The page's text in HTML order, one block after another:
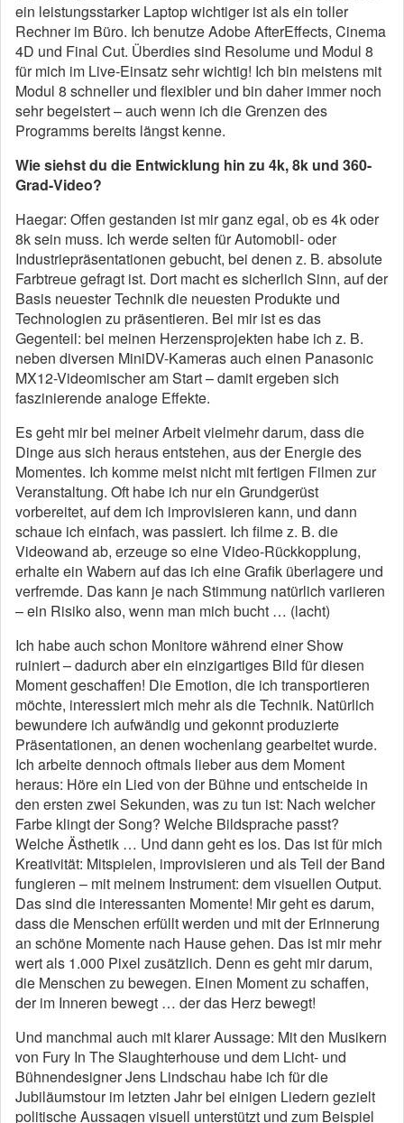
ein leistungsstarker Laptop wichtiger ist als ein toller
Rechner im Büro. Ich benutze Adobe AfterEffects, Cinema
4D und Final Cut. Überdies sind Resolume und Modul 8
für mich im Live-Einsatz sehr wichtig! Ich bin meistens mit
Modul 8 schneller und flexibler und bin daher immer noch
sehr begeistert – auch wenn ich die Grenzen des
Programms bereits längst kenne.
Wie siehst du die Entwicklung hin zu 4k, 8k und 360-
Grad-Video?
Haegar: Offen gestanden ist mir ganz egal, ob es 4k oder
8k sein muss. Ich werde selten für Automobil- oder
Industriepräsentationen gebucht, bei denen z. B. absolute
Farbtreue gefragt ist. Dort macht es sicherlich Sinn, auf der
Basis neuester Technik die neuesten Produkte und
Technologien zu präsentieren. Bei mir ist es das
Gegenteil: bei meinen Herzensprojekten habe ich z. B.
neben diversen MiniDV-Kameras auch einen Panasonic
MX12-Videomischer am Start – damit ergeben sich
faszinierende analoge Effekte.
Es geht mir bei meiner Arbeit vielmehr darum, dass die
Dinge aus sich heraus entstehen, aus der Energie des
Momentes. Ich komme meist nicht mit fertigen Filmen zur
Veranstaltung. Oft habe ich nur ein Grundgerüst
vorbereitet, auf dem ich improvisieren kann, und dann
schaue ich einfach, was passiert. Ich filme z. B. die
Videowand ab, erzeuge so eine Video-Rückkopplung,
erhalte ein Wabern auf das ich eine Grafik überlagere und
verfremde. Das kann je nach Stimmung natürlich variieren
– ein Risiko also, wenn man mich bucht … (lacht)
Ich habe auch schon Monitore während einer Show
ruiniert – dadurch aber ein einzigartiges Bild für diesen
Moment geschaffen! Die Emotion, die ich transportieren
möchte, interessiert mich mehr als die Technik. Natürlich
bewundere ich aufwändig und gekonnt produzierte
Präsentationen, an denen wochenlang gearbeitet wurde.
Ich arbeite dennoch oftmals lieber aus dem Moment
heraus: Höre ein Lied von der Bühne und entscheide in
den ersten zwei Sekunden, was zu tun ist: Nach welcher
Farbe klingt der Song? Welche Bildsprache passt?
Welche Ästhetik … Und dann geht es los. Das ist für mich
Kreativität: Mitspielen, improvisieren und als Teil der Band
fungieren – mit meinem Instrument: dem visuellen Output.
Das sind die interessanten Momente! Mir geht es darum,
dass die Menschen erfüllt werden und mit der Erinnerung
an schöne Momente nach Hause gehen. Das ist mir mehr
wert als 1.000 Pixel zusätzlich. Denn es geht mir darum,
die Menschen zu bewegen. Einen Moment zu schaffen,
der im Inneren bewegt … der das Herz bewegt!
Und manchmal auch mit klarer Aussage: Mit den Musikern
von Fury In The Slaughterhouse und dem Licht- und
Bühnendesigner Jens Lindschau habe ich für die
Jubiläumstour im letzten Jahr bei einigen Liedern gezielt
politische Aussagen visuell unterstützt und zum Beispiel